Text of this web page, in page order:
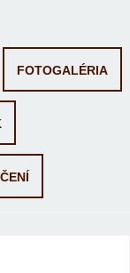
FOTOGALÉRIA